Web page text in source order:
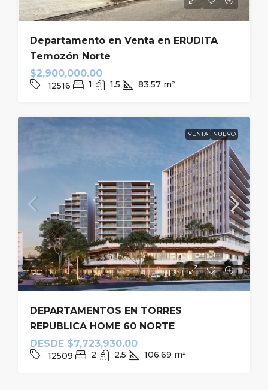
Departamento en Venta en ERUDITA
Temozón Norte
$2,900,000.00
12516 1 1.5 83.57 m²
VENTA NUEVO
DEPARTAMENTOS EN TORRES
REPUBLICA HOME 60 NORTE
DESDE $7,723,930.00
12509 2 2.5 106.69 m²